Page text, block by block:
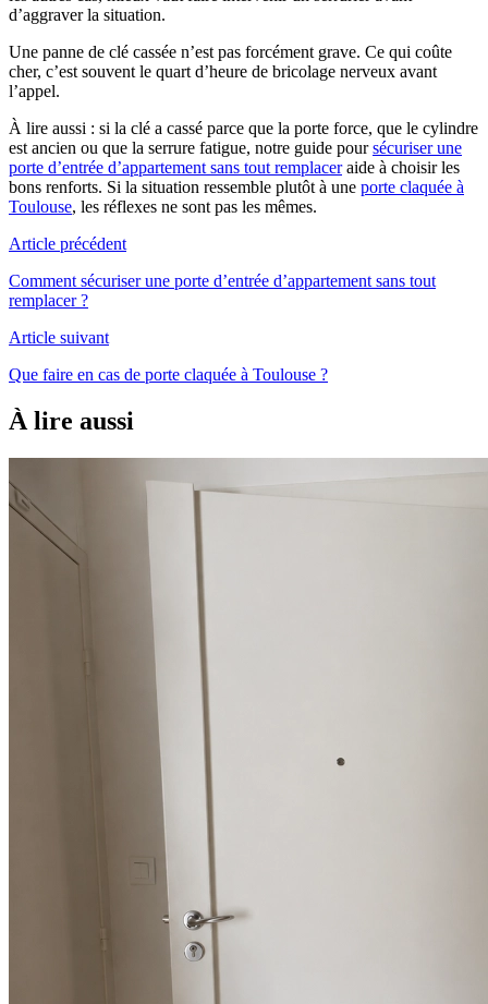
d’aggraver la situation.
Une panne de clé cassée n’est pas forcément grave. Ce qui coûte
cher, c’est souvent le quart d’heure de bricolage nerveux avant
l’appel.
À lire aussi : si la clé a cassé parce que la porte force, que le cylindre
est ancien ou que la serrure fatigue, notre guide poursécuriser une
porte d’entrée d’appartement sans tout remplaceraide à choisir les
bons renforts. Si la situation ressemble plutôt à une porte claquée à
Toulouse, les réflexes ne sont pas les mêmes.
Article précédent
Comment sécuriser une porte d’entrée d’appartement sans tout
remplacer ?
Article suivant
Que faire en cas de porte claquée à Toulouse ?
À lire aussi